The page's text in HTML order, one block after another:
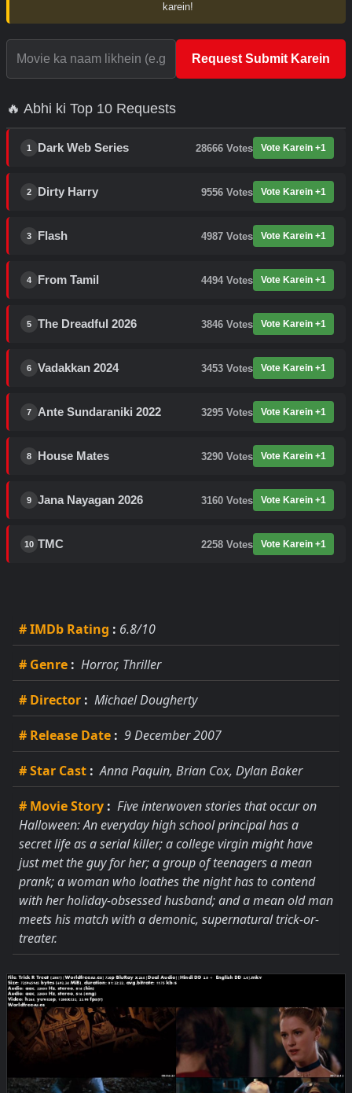
karein!
Request Submit Karein
🔥 Abhi ki Top 10 Requests
1 Dark Web Series 28666 Votes Vote Karein +1
2 Dirty Harry 9556 Votes Vote Karein +1
3 Flash 4987 Votes Vote Karein +1
4 From Tamil 4494 Votes Vote Karein +1
5 The Dreadful 2026 3846 Votes Vote Karein +1
6 Vadakkan 2024 3453 Votes Vote Karein +1
7 Ante Sundaraniki 2022 3295 Votes Vote Karein +1
8 House Mates 3290 Votes Vote Karein +1
9 Jana Nayagan 2026 3160 Votes Vote Karein +1
10 TMC 2258 Votes Vote Karein +1
# IMDb Rating : 6.8/10
# Genre : Horror, Thriller
# Director : Michael Dougherty
# Release Date : 9 December 2007
# Star Cast : Anna Paquin, Brian Cox, Dylan Baker
# Movie Story : Five interwoven stories that occur on
Halloween: An everyday high school principal has a
secret life as a serial killer; a college virgin might have
just met the guy for her; a group of teenagers a mean
prank; a woman who loathes the night has to contend
with her holiday-obsessed husband; and a mean old man
meets his match with a demonic, supernatural trick-or-
treater.